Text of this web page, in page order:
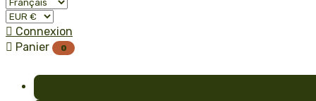
 Connexion
 Panier 0